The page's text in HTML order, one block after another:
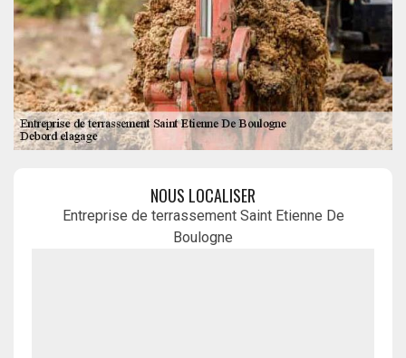
NOUS LOCALISER
Entreprise de terrassement Saint Etienne De
Boulogne